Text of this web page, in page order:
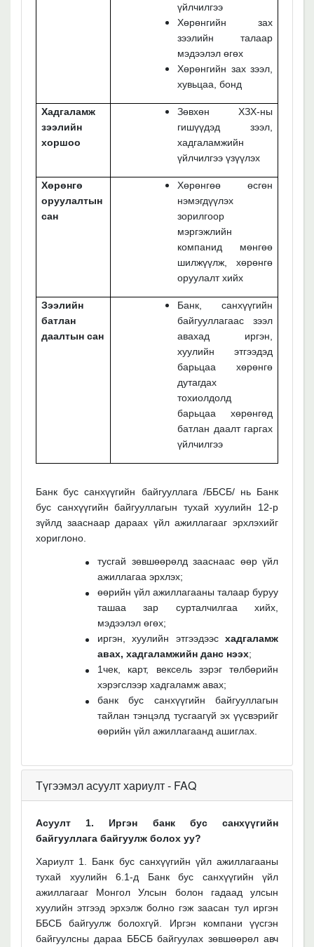
үйлчилгээ
Хөрөнгийн зах
зээлийн талаар
мэдээлэл өгөх
Хөрөнгийн зах зээл,
хувьцаа, бонд
Хадгаламж
зээлийн
хоршоо
Зөвхөн ХЗХ-ны
гишүүдэд зээл,
хадгаламжийн
үйлчилгээ үзүүлэх
Хөрөнгө
оруулалтын
сан
Хөрөнгөө өсгөн
нэмэгдүүлэх
зорилгоор
мэргэжлийн
компанид мөнгөө
шилжүүлж, хөрөнгө
оруулалт хийх
Зээлийн
батлан
даалтын сан
Банк, санхүүгийн
байгууллагаас зээл
авахад иргэн,
хуулийн этгээдэд
барьцаа хөрөнгө
дутагдах
тохиолдолд
барьцаа хөрөнгөд
батлан даалт гаргах
үйлчилгээ
Банк бус санхүүгийн байгууллага /ББСБ/ нь Банк
бус санхүүгийн байгууллагын тухай хуулийн 12-р
зүйлд зааснаар дараах үйл ажиллагааг эрхлэхийг
хориглоно.
тусгай зөвшөөрөлд зааснаас өөр үйл
ажиллагаа эрхлэх;
өөрийн үйл ажиллагааны талаар буруу
ташаа зар сурталчилгаа хийх,
мэдээлэл өгөх;
иргэн, хуулийн этгээдээс хадгаламж
авах, хадгаламжийн данс нээх;
1чек, карт, вексель зэрэг төлбөрийн
хэрэгслээр хадгаламж авах;
банк бус санхүүгийн байгууллагын
тайлан тэнцэлд тусгаагүй эх үүсвэрийг
өөрийн үйл ажиллагаанд ашиглах.
Түгээмэл асуулт хариулт - FAQ
Асуулт 1. Иргэн банк бус санхүүгийн
байгууллага байгуулж болох уу?
Хариулт 1. Банк бус санхүүгийн үйл ажиллагааны
тухай хуулийн 6.1-д Банк бус санхүүгийн үйл
ажиллагааг Монгол Улсын болон гадаад улсын
хуулийн этгээд эрхэлж болно гэж заасан тул иргэн
ББСБ байгуулж болохгүй. Иргэн компани үүсгэн
байгуулсны дараа ББСБ байгуулах зөвшөөрөл авч